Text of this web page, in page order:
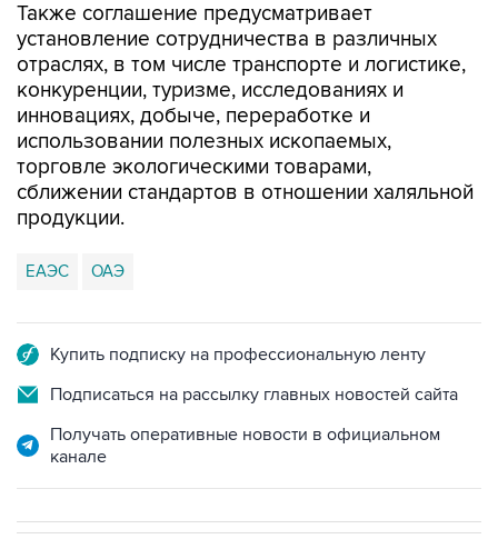
Также соглашение предусматривает
установление сотрудничества в различных
отраслях, в том числе транспорте и логистике,
конкуренции, туризме, исследованиях и
инновациях, добыче, переработке и
использовании полезных ископаемых,
торговле экологическими товарами,
сближении стандартов в отношении халяльной
продукции.
ЕАЭС ОАЭ
Купить подписку на профессиональную ленту
Подписаться на рассылку главных новостей сайта
Получать оперативные новости в официальном
канале